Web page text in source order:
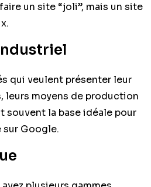
un site “joli”, mais un site
qui veulent présenter leur
leurs moyens de production
souvent la base idéale pour
sur Google.